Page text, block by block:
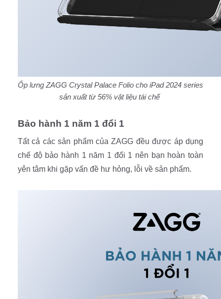
Ốp lưng ZAGG Crystal Palace Folio cho iPad 2024 series
sản xuất từ 56% vật liệu tái chế
Bảo hành 1 năm 1 đổi 1
Tất cả các sản phẩm của ZAGG đều được áp dụng
chế độ bảo hành 1 năm 1 đổi 1 nên bạn hoàn toàn
yên tâm khi gặp vấn đề hư hỏng, lỗi về sản phẩm.